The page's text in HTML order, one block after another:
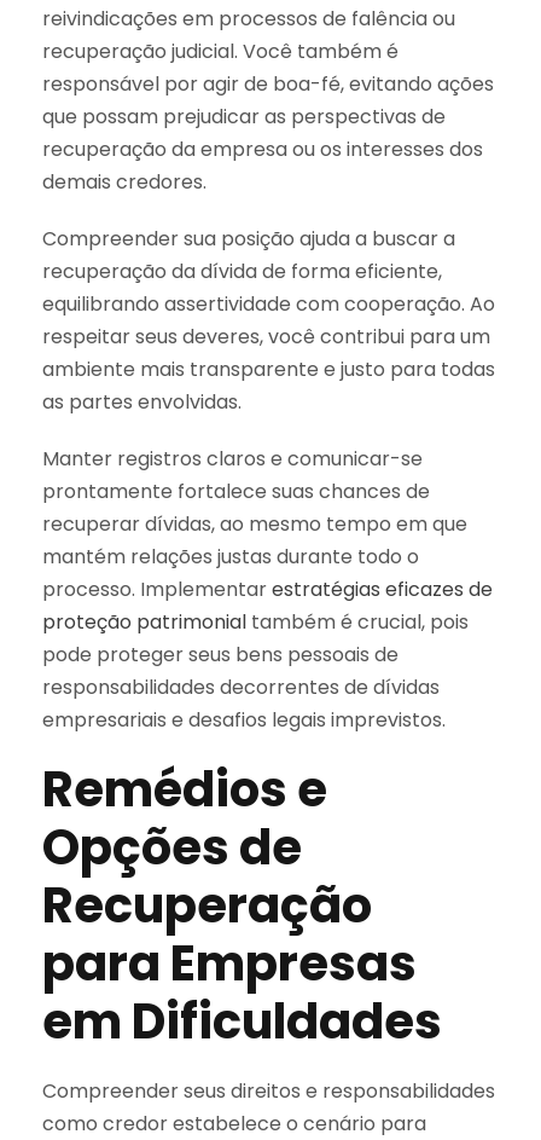
reivindicações em processos de falência ou
recuperação judicial. Você também é
responsável por agir de boa-fé, evitando ações
que possam prejudicar as perspectivas de
recuperação da empresa ou os interesses dos
demais credores.
Compreender sua posição ajuda a buscar a
recuperação da dívida de forma eficiente,
equilibrando assertividade com cooperação. Ao
respeitar seus deveres, você contribui para um
ambiente mais transparente e justo para todas
as partes envolvidas.
Manter registros claros e comunicar-se
prontamente fortalece suas chances de
recuperar dívidas, ao mesmo tempo em que
mantém relações justas durante todo o
processo. Implementarestratégias eficazes de
proteção patrimonial também é crucial, pois
pode proteger seus bens pessoais de
responsabilidades decorrentes de dívidas
empresariais e desafios legais imprevistos.
Remédios e
Opções de
Recuperação
para Empresas
em Dificuldades
Compreender seus direitos e responsabilidades
como credor estabelece o cenário para